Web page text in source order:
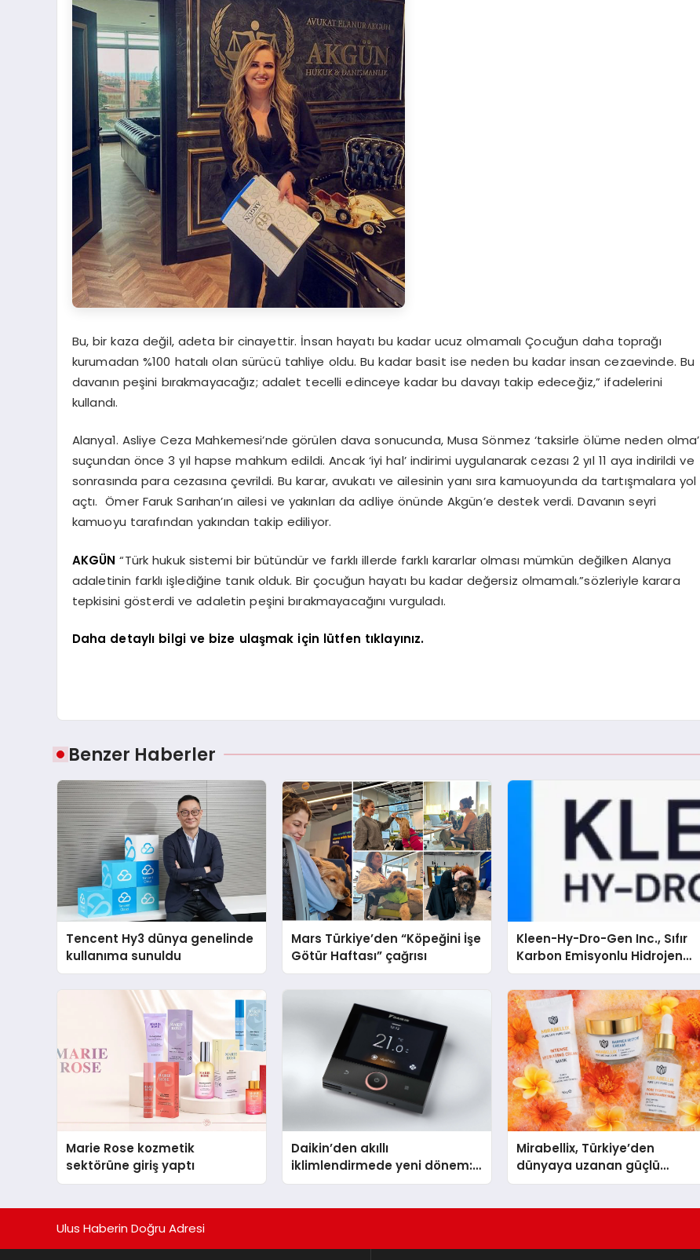
Bu, bir kaza değil, adeta bir cinayettir. İnsan hayatı bu kadar ucuz olmamalı Çocuğun daha toprağı
kurumadan %100 hatalı olan sürücü tahliye oldu. Bu kadar basit ise neden bu kadar insan cezaevinde. Bu
davanın peşini bırakmayacağız; adalet tecelli edinceye kadar bu davayı takip edeceğiz,” ifadelerini
kullandı.
Alanya1. Asliye Ceza Mahkemesi’nde görülen dava sonucunda, Musa Sönmez ‘taksirle ölüme neden olma’
suçundan önce 3 yıl hapse mahkum edildi. Ancak ‘iyi hal’ indirimi uygulanarak cezası 2 yıl 11 aya indirildi ve
sonrasında para cezasına çevrildi. Bu karar, avukatı ve ailesinin yanı sıra kamuoyunda da tartışmalara yol
açtı. Ömer Faruk Sarıhan’ın ailesi ve yakınları da adliye önünde Akgün’e destek verdi. Davanın seyri
kamuoyu tarafından yakından takip ediliyor.
AKGÜN “Türk hukuk sistemi bir bütündür ve farklı illerde farklı kararlar olması mümkün değilken Alanya
adaletinin farklı işlediğine tanık olduk. Bir çocuğun hayatı bu kadar değersiz olmamalı.”sözleriyle karara
tepkisini gösterdi ve adaletin peşini bırakmayacağını vurguladı.
Daha detaylı bilgi ve bize ulaşmak için lütfen tıklayınız.
Benzer Haberler
Tencent Hy3 dünya genelinde
kullanıma sunuldu
Mars Türkiye’den “Köpeğini İşe
Götür Haftası” çağrısı
Kleen-Hy-Dro-Gen Inc., Sıfır
Karbon Emisyonlu Hidrojen
Isıtma Teknolojisinde ISO ve
TSSA Düzenleyici Onaylarını
Aldı
Marie Rose kozmetik
sektörüne giriş yaptı
Daikin’den akıllı
iklimlendirmede yeni dönem:
Madoka Plus Türkiye’de
Mirabellix, Türkiye’den
dünyaya uzanan güçlü
büyümesini sürdürüyor
Ulus Haberin Doğru Adresi